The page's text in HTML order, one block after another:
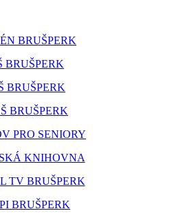
BRUŠPERK
BRUŠPERK
BRUŠPERK
BRUŠPERK
PRO SENIORY
KNIHOVNA
TV BRUŠPERK
BRUŠPERK